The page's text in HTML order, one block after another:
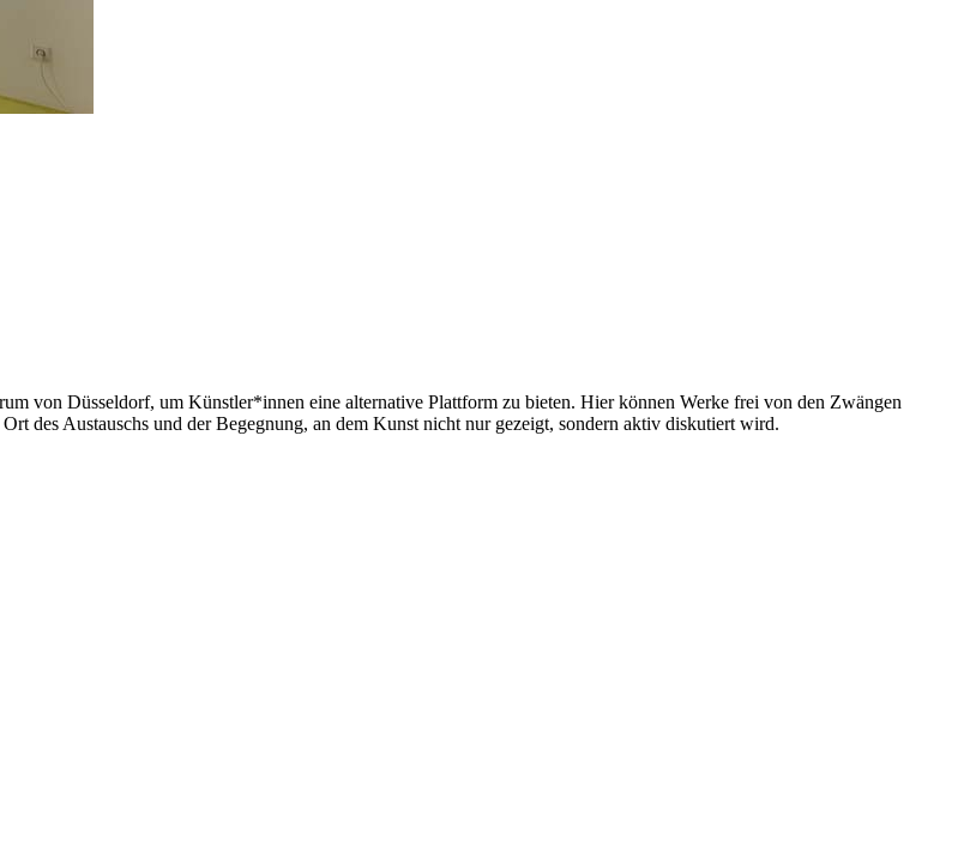
von Düsseldorf, um Künstler*innen eine alternative Plattform zu bieten. Hier können Werke frei von den Zwängen
des Austauschs und der Begegnung, an dem Kunst nicht nur gezeigt, sondern aktiv diskutiert wird.